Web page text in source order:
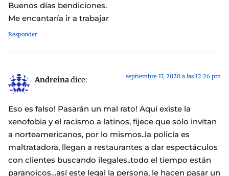
Buenos días bendiciones.
Me encantaría ir a trabajar
Responder
Andreinadice: septiembre 17, 2020 a las 12:26 pm
Eso es falso! Pasarán un mal rato! Aquí existe la
xenofobia y el racismo a latinos, fijece que solo invitan
a norteamericanos, por lo mismos..la policía es
maltratadora, llegan a restaurantes a dar espectáculos
con clientes buscando ilegales..todo el tiempo están
paranoicos…así este legal la persona, le hacen pasar un